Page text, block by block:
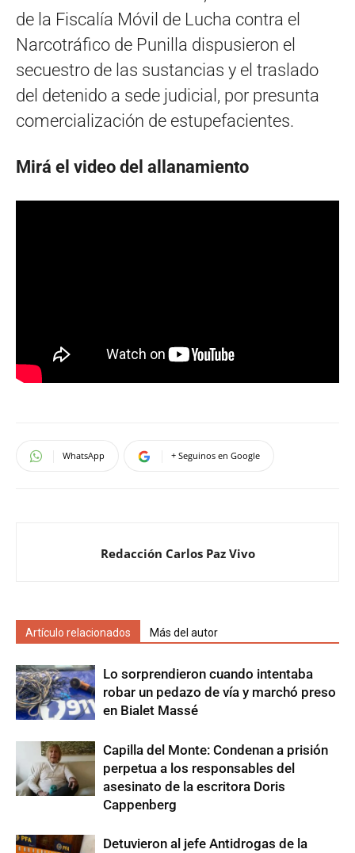
de la Fiscalía Móvil de Lucha contra el
Narcotráfico de Punilla dispusieron el
secuestro de las sustancias y el traslado
del detenido a sede judicial, por presunta
comercialización de estupefacientes.
Mirá el video del allanamiento
WhatsApp + Seguinos en Google
Redacción Carlos Paz Vivo
Artículo relacionados Más del autor
Lo sorprendieron cuando intentaba
robar un pedazo de vía y marchó preso
en Bialet Massé
Capilla del Monte: Condenan a prisión
perpetua a los responsables del
asesinato de la escritora Doris
Cappenberg
Detuvieron al jefe Antidrogas de la